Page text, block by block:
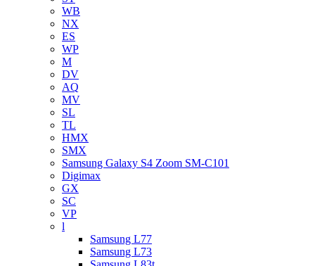
WB
NX
ES
WP
M
DV
AQ
MV
SL
TL
HMX
SMX
Samsung Galaxy S4 Zoom SM-C101
Digimax
GX
SC
VP
l
Samsung L77
Samsung L73